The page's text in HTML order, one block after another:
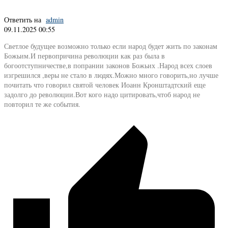
Ответить на admin
09.11.2025 00:55
Светлое будущее возможно только если народ будет жить по законам
Божьим.И первопричина революции как раз была в
богоотступничестве,в попрании законов Божьих .Народ всех слоев
изгрешился ,веры не стало в людях.Можно много говорить,но лучше
почитать что говорил святой человек Иоанн Кронштадтский еще
задолго до революции.Вот кого надо цитировать,чтоб народ не
повторил те же события.